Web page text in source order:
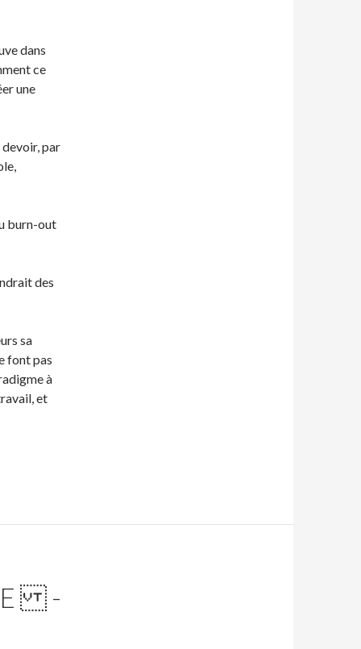
dans
ce
une
devoir, par
burn-out
des
sa
font pas
à
et
-